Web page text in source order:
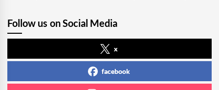
Follow us on Social Media
x
facebook